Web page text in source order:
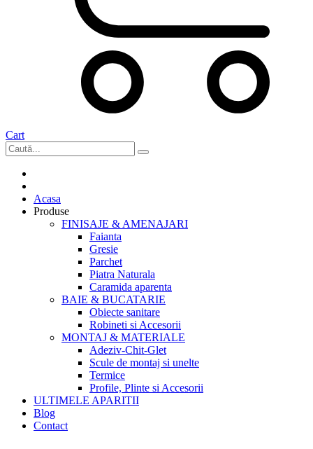
Cart
Acasa
Produse
FINISAJE & AMENAJARI
Faianta
Gresie
Parchet
Piatra Naturala
Caramida aparenta
BAIE & BUCATARIE
Obiecte sanitare
Robineti si Accesorii
MONTAJ & MATERIALE
Adeziv-Chit-Glet
Scule de montaj si unelte
Termice
Profile, Plinte si Accesorii
ULTIMELE APARITII
Blog
Contact